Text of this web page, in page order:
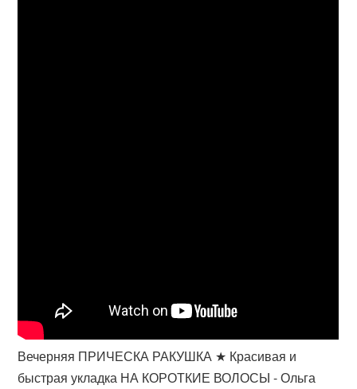
Вечерняя ПРИЧЕСКА РАКУШКА ★ Красивая и
быстрая укладка НА КОРОТКИЕ ВОЛОСЫ - Ольга